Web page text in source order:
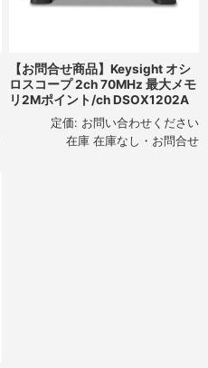
【お問合せ商品】Keysight オシ
ロスコープ 2ch 70MHz 最大メモ
リ2Mポイント/ch DSOX1202A
定価: お問い合わせください
在庫 在庫なし・お問合せ